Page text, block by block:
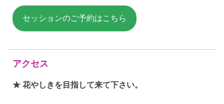
セッションのご予約はこちら
アクセス
★ 花やしきを目指して来て下さい。